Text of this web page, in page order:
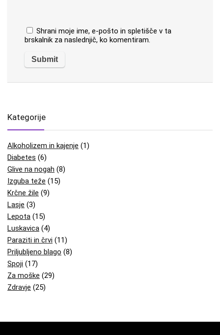
Shrani moje ime, e-pošto in spletišče v ta
brskalnik za naslednjič, ko komentiram.
Kategorije
Alkoholizem in kajenje (1)
Diabetes (6)
Glive na nogah (8)
Izguba teže (15)
Krčne žile (9)
Lasje (3)
Lepota (15)
Luskavica (4)
Paraziti in črvi (11)
Priljubljeno blago (8)
Spoji (17)
Za moške (29)
Zdravje (25)